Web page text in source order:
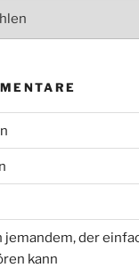
jemandem, der
kann